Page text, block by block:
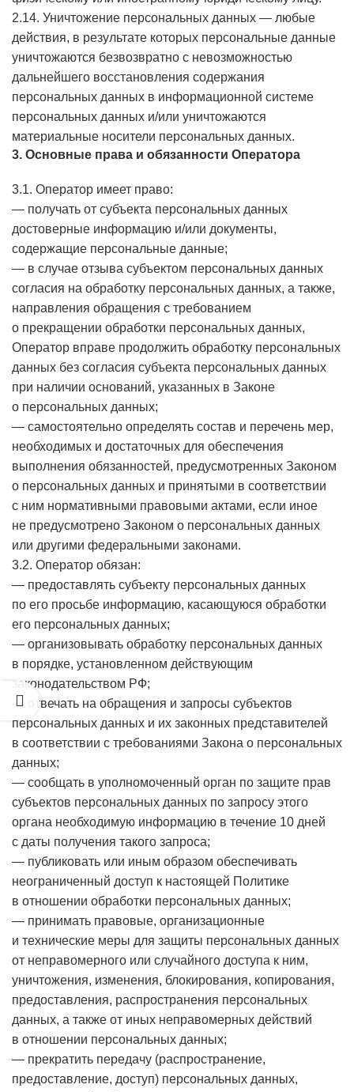
2.14. Уничтожение персональных данных — любые
действия, в результате которых персональные данные
уничтожаются безвозвратно с невозможностью
дальнейшего восстановления содержания
персональных данных в информационной системе
персональных данных и/или уничтожаются
материальные носители персональных данных.
3. Основные права и обязанности Оператора
3.1. Оператор имеет право:
— получать от субъекта персональных данных
достоверные информацию и/или документы,
содержащие персональные данные;
— в случае отзыва субъектом персональных данных
согласия на обработку персональных данных, а также,
направления обращения с требованием
о прекращении обработки персональных данных,
Оператор вправе продолжить обработку персональных
данных без согласия субъекта персональных данных
при наличии оснований, указанных в Законе
о персональных данных;
— самостоятельно определять состав и перечень мер,
необходимых и достаточных для обеспечения
выполнения обязанностей, предусмотренных Законом
о персональных данных и принятыми в соответствии
с ним нормативными правовыми актами, если иное
не предусмотрено Законом о персональных данных
или другими федеральными законами.
3.2. Оператор обязан:
— предоставлять субъекту персональных данных
по его просьбе информацию, касающуюся обработки
его персональных данных;
— организовывать обработку персональных данных
в порядке, установленном действующим
законодательством РФ;
— отвечать на обращения и запросы субъектов
персональных данных и их законных представителей
в соответствии с требованиями Закона о персональных
данных;
— сообщать в уполномоченный орган по защите прав
субъектов персональных данных по запросу этого
органа необходимую информацию в течение 10 дней
с даты получения такого запроса;
— публиковать или иным образом обеспечивать
неограниченный доступ к настоящей Политике
в отношении обработки персональных данных;
— принимать правовые, организационные
и технические меры для защиты персональных данных
от неправомерного или случайного доступа к ним,
уничтожения, изменения, блокирования, копирования,
предоставления, распространения персональных
данных, а также от иных неправомерных действий
в отношении персональных данных;
— прекратить передачу (распространение,
предоставление, доступ) персональных данных,